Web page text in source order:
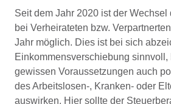
Seit dem Jahr 2020 ist der Wechsel
bei Verheirateten bzw.
Jahr möglich. Dies ist bei sich
Einkommensverschiebung sinnvoll,
gewissen Voraussetzungen auch
des Arbeitslosen-, Kranken- oder
auswirken. Hier sollte der